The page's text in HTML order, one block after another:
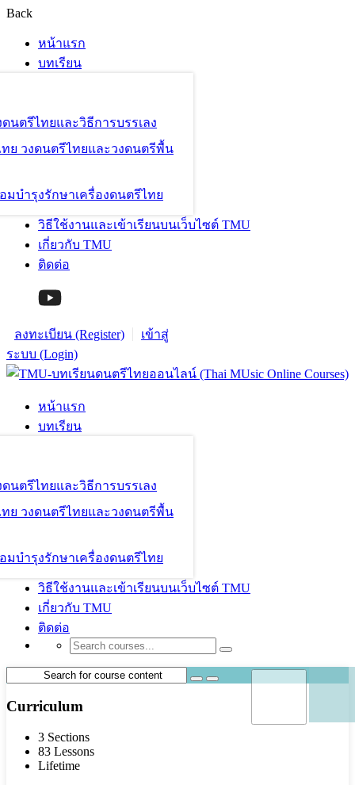
Back
หน้าแรก
บทเรียน
ดนตรีไทยและวิธีการบรรเลง
ทย วงดนตรีไทยและวงดนตรีพื้น
มบำรุงรักษาเครื่องดนตรีไทย
วิธีใช้งานและเข้าเรียนบนเว็บไซต์ TMU
เกี่ยวกับ TMU
ติดต่อ
ลงทะเบียน (Register)
เข้าสู่
ระบบ (Login)
หน้าแรก
บทเรียน
ดนตรีไทยและวิธีการบรรเลง
ทย วงดนตรีไทยและวงดนตรีพื้น
มบำรุงรักษาเครื่องดนตรีไทย
วิธีใช้งานและเข้าเรียนบนเว็บไซต์ TMU
เกี่ยวกับ TMU
ติดต่อ
Curriculum
3 Sections
83 Lessons
Lifetime